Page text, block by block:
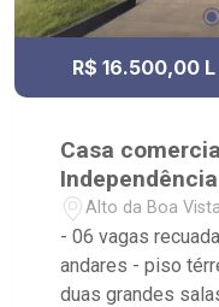
R$ 16.500,00 L
Casa comercial sobrado na
privativas
Alto da Boa
- 06 vagas recuadas de frente ao imóvel - três
andares - piso
duas grandes